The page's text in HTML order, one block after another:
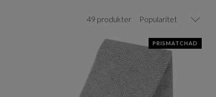
49 produkter Popularitet
PRISMATCHAD